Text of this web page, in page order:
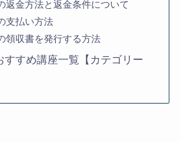
返金方法と返金条件について
支払い方法
領収書を発行する方法
すすめ講座一覧【カテゴリー